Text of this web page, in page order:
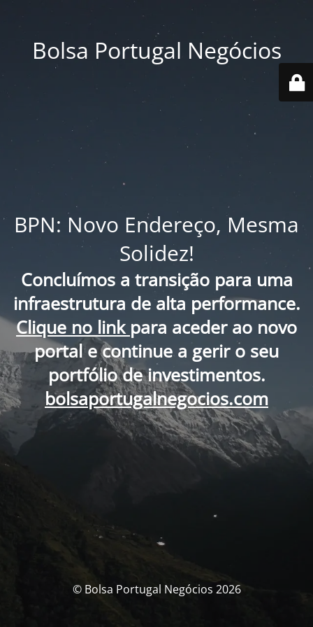
Bolsa Portugal Negócios
BPN: Novo Endereço, Mesma
Solidez!
Concluímos a transição para uma
infraestrutura de alta performance.
Clique no link para aceder ao novo
portal e continue a gerir o seu
portfólio de investimentos.
bolsaportugalnegocios.com
© Bolsa Portugal Negócios 2026